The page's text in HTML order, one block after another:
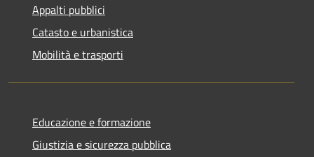
Appalti pubblici
Catasto e urbanistica
Mobilità e trasporti
Educazione e formazione
Giustizia e sicurezza pubblica